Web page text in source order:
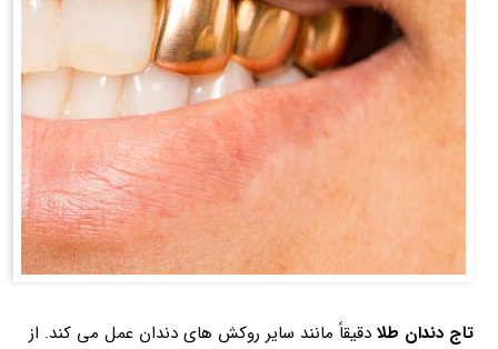
تاج دندان طلا دقیقاً مانند سایر روکش های دندان عمل می کند. از